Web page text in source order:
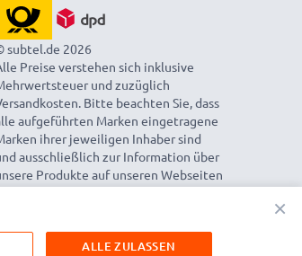
subtel.de 2026
Preise verstehen sich inklusive
und zuzüglich
Bitte beachten Sie, dass
aufgeführten Marken eingetragene
ihrer jeweiligen Inhaber sind
ausschließlich zur Information über
Produkte auf unseren Webseiten
werden.
×
ALLE ZULASSEN